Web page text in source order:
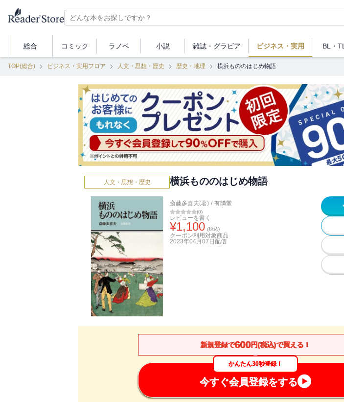
総合 コミック ラノベ 小説 雑誌・ グラビア ビジネス ・実用 BL・TL
TOP(総合) ビジネス・実用フロア 人文・思想・歴史 歴史・地理 横浜もののはじめ物語
人文・思想・歴史 横浜もののはじめ物語
斎藤多喜夫(著) / 有隣堂
(0)
レビューを書く
¥1,100 (税込)
クーポン利用対象商品
2023年04月07日 配信
新規登録で600円(税込)で買える！
かんたん30秒登録！
今すぐ会員登録をする